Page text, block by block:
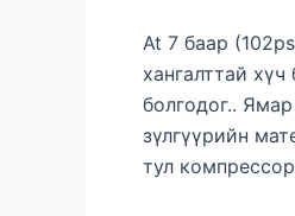
At 7 баар
хангалттай
болгодог..
зүлгүүрийн
тул